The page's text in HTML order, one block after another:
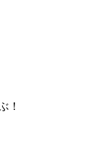
！